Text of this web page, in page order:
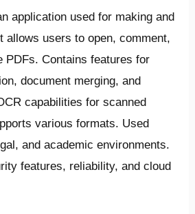
application used for making and
allows users to open, comment,
PDFs. Contains features for
document merging, and
capabilities for scanned
various formats. Used
and academic environments.
features, reliability, and cloud